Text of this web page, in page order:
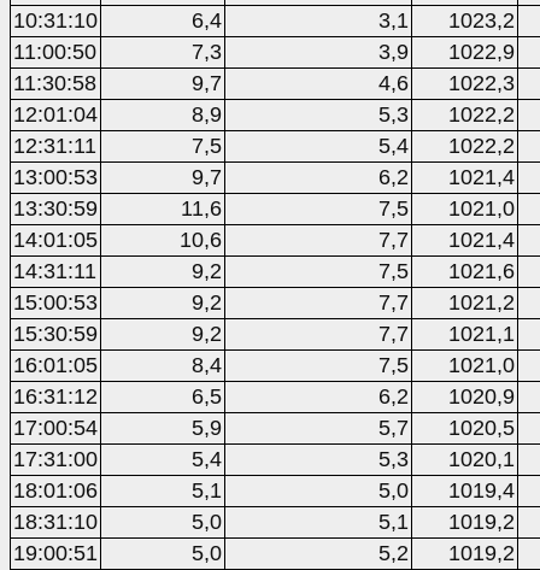
10:31:10
6,4 3,1
1023,2
11:00:50
7,3 3,9
1022,9
11:30:58
9,7 4,6
1022,3
12:01:04
8,9 5,3
1022,2
12:31:11
7,5 5,4
1022,2
13:00:53
9,7 6,2
1021,4
13:30:59
11,6 7,5
1021,0
14:01:05
10,6 7,7
1021,4
14:31:11
9,2 7,5
1021,6
15:00:53
9,2 7,7
1021,2
15:30:59
9,2 7,7
1021,1
16:01:05
8,4 7,5
1021,0
16:31:12
6,5 6,2
1020,9
17:00:54
5,9 5,7
1020,5
17:31:00
5,4 5,3
1020,1
18:01:06
5,1 5,0
1019,4
18:31:10
5,0 5,1
1019,2
19:00:51
5,0 5,2
1019,2